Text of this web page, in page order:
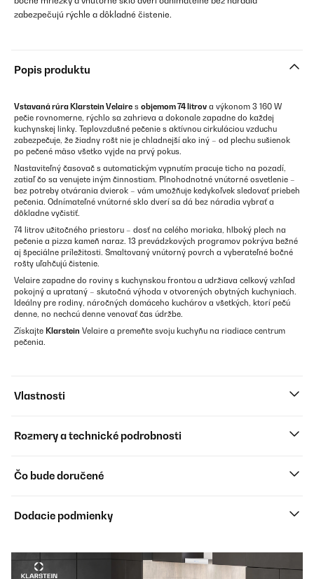
zabezpečujú rýchle a dôkladné čistenie.
Popis produktu
Vstavaná rúra Klarstein Velaire s objemom 74 litrov a výkonom 3 160 W
pečie rovnomerne, rýchlo sa zahrieva a dokonale zapadne do každej
kuchynskej linky. Teplovzdušné pečenie s aktívnou cirkuláciou vzduchu
zabezpečuje, že žiadny rošt nie je chladnejší ako iný – od plechu sušienok
po pečené mäso všetko vyjde na prvý pokus.
Nastaviteľný časovač s automatickým vypnutím pracuje ticho na pozadí,
zatiaľ čo sa venujete iným činnostiam. Plnohodnotné vnútorné osvetlenie –
bez potreby otvárania dvierok – vám umožňuje kedykoľvek sledovať priebeh
pečenia. Odnímateľné vnútorné sklo dverí sa dá bez náradia vybrať a
dôkladne vyčistiť.
74 litrov užitočného priestoru – dosť na celého moriaka, hlboký plech na
pečenie a pizza kameň naraz. 13 prevádzkových programov pokrýva bežné
aj špeciálne príležitosti. Smaltovaný vnútorný povrch a vyberateľné bočné
rošty uľahčujú čistenie.
Velaire zapadne do roviny s kuchynskou frontou a udržiava celkový vzhľad
pokojný a uprataný – skutočná výhoda v otvorených obytných kuchyniach.
Ideálny pre rodiny, náročných domáceho kuchárov a všetkých, ktorí pečú
denne, no nechcú denne venovať čas údržbe.
Získajte Klarstein Velaire a premeňte svoju kuchyňu na riadiace centrum
pečenia.
Vlastnosti
Rozmery a technické podrobnosti
Čo bude doručené
Dodacie podmienky